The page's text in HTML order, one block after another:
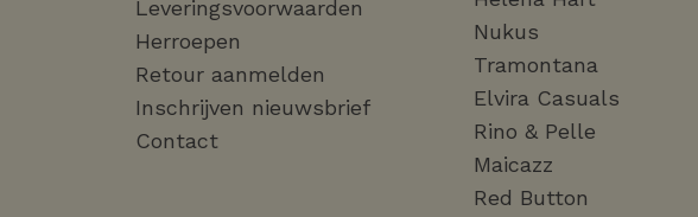
Leveringsvoorwaarden
Herroepen
Retour aanmelden
Inschrijven nieuwsbrief
Contact
Nukus
Tramontana
Elvira Casuals
Rino & Pelle
Maicazz
Red Button